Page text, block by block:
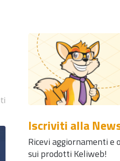
Iscriviti alla
Ricevi aggiornamenti e
sui prodotti Keliweb!